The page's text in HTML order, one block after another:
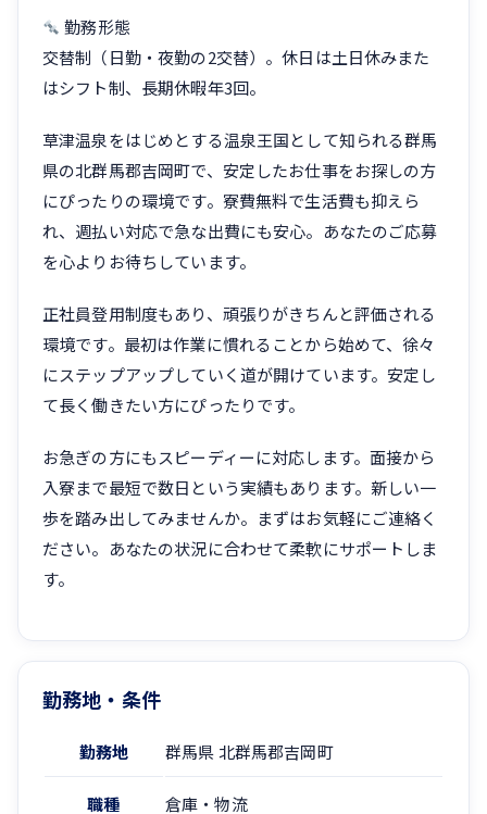
勤務形態
交替制（日勤・夜勤の2交替）。休日は土日休みまた
はシフト制、長期休暇年3回。
草津温泉をはじめとする温泉王国として知られる群馬
県の北群馬郡吉岡町で、安定したお仕事をお探しの方
にぴったりの環境です。寮費無料で生活費も抑えら
れ、週払い対応で急な出費にも安心。あなたのご応募
を心よりお待ちしています。
正社員登用制度もあり、頑張りがきちんと評価される
環境です。最初は作業に慣れることから始めて、徐々
にステップアップしていく道が開けています。安定し
て長く働きたい方にぴったりです。
お急ぎの方にもスピーディーに対応します。面接から
入寮まで最短で数日という実績もあります。新しい一
歩を踏み出してみませんか。まずはお気軽にご連絡く
ださい。あなたの状況に合わせて柔軟にサポートしま
す。
勤務地・条件
勤務地 群馬県 北群馬郡吉岡町
職種 倉庫・物流